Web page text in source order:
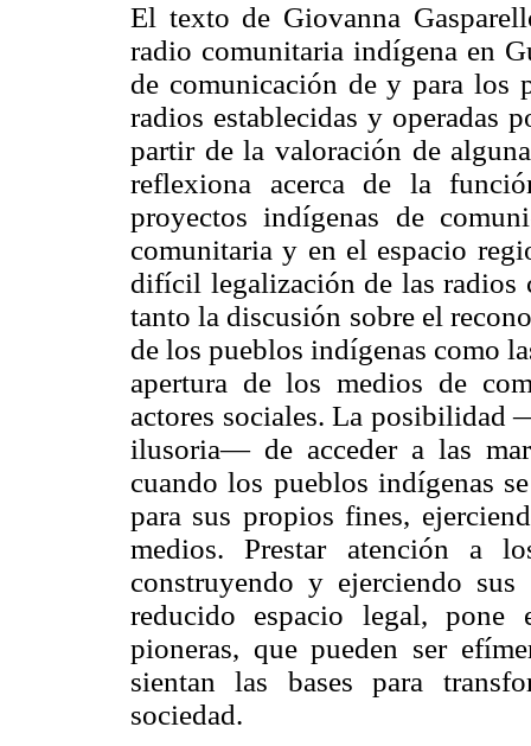
El texto de Giovanna
radio comunitaria indígena en
de comunicación de y para los
radios establecidas y operadas
partir de la valoración de
reflexiona acerca de la
proyectos indígenas de
comunitaria y en el espacio
difícil legalización de las radios
tanto la discusión sobre el
de los pueblos indígenas como
apertura de los medios de
actores sociales. La posibilidad
ilusoria— de acceder a las
cuando los pueblos indígenas
para sus propios fines,
medios. Prestar atención a
construyendo y ejerciendo sus
reducido espacio legal, pone
pioneras, que pueden ser
sientan las bases para
sociedad.